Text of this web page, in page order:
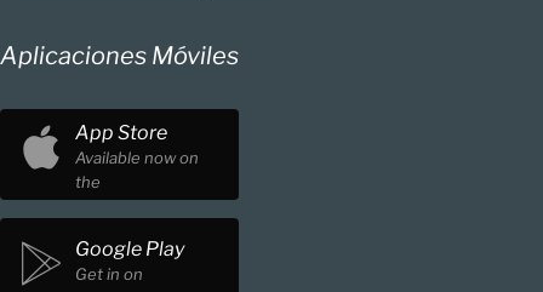
Aplicaciones Móviles
App Store
Available now on
the
Google Play
Get in on